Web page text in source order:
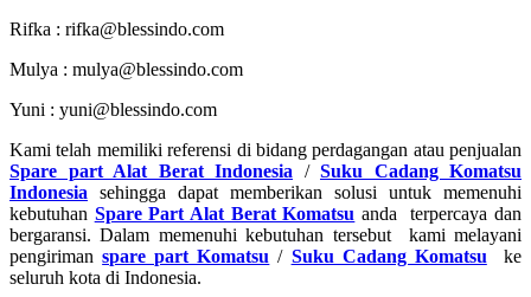
Rifka : rifka@blessindo.com
Mulya : mulya@blessindo.com
Yuni : yuni@blessindo.com
Kami telah memiliki referensi di bidang perdagangan atau penjualan
Spare part Alat Berat Indonesia / Suku Cadang Komatsu
Indonesia sehingga dapat memberikan solusi untuk memenuhi
kebutuhan Spare Part Alat Berat Komatsu anda terpercaya dan
bergaransi. Dalam memenuhi kebutuhan tersebut kami melayani
pengirimanspare part Komatsu / Suku Cadang Komatsu ke
seluruh kota di Indonesia.